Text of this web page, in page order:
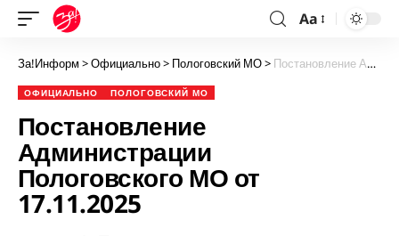
Aa
За!Информ >Официально> Пологовский МО> Постановление Администрации Пологовского МО от 17.11.2025
ОФИЦИАЛЬНО ПОЛОГОВСКИЙ МО
Постановление
Администрации
Пологовского МО от
17.11.2025